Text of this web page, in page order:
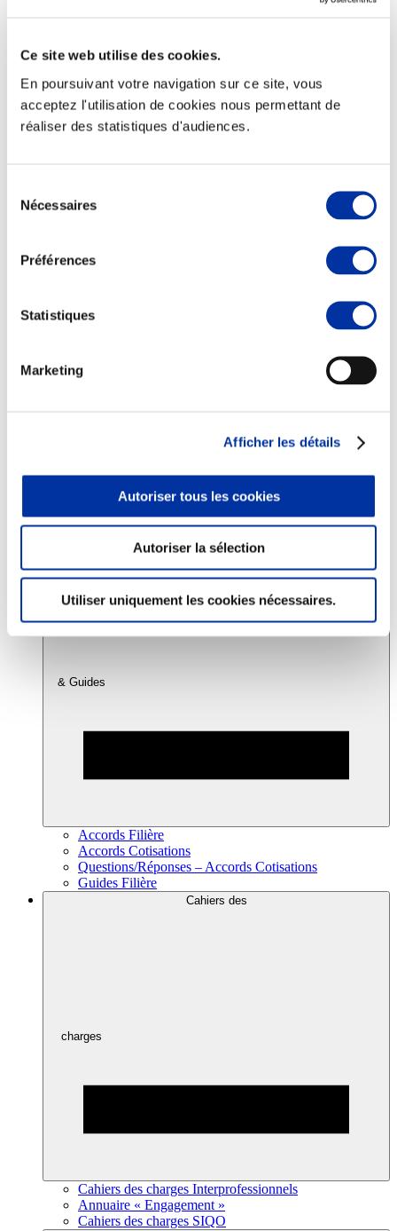
Ce site web utilise des cookies.
En poursuivant votre navigation sur ce site, vous
acceptez l'utilisation de cookies nous permettant de
réaliser des statistiques d'audiences.
Nécessaires
Préférences
Statistiques
Marketing
Afficher les détails
Autoriser tous les cookies
Autoriser la sélection
Utiliser uniquement les cookies nécessaires.
Transport – mise en marché
Abattoir
Viandes et santé
Juste rémunération et attractivité des métiers
Sources d’information
Accords
& Guides
Accords Filière
Accords Cotisations
Questions/Réponses – Accords Cotisations
Guides Filière
Cahiers des
charges
Cahiers des charges Interprofessionnels
Annuaire « Engagement »
Cahiers des charges SIQO